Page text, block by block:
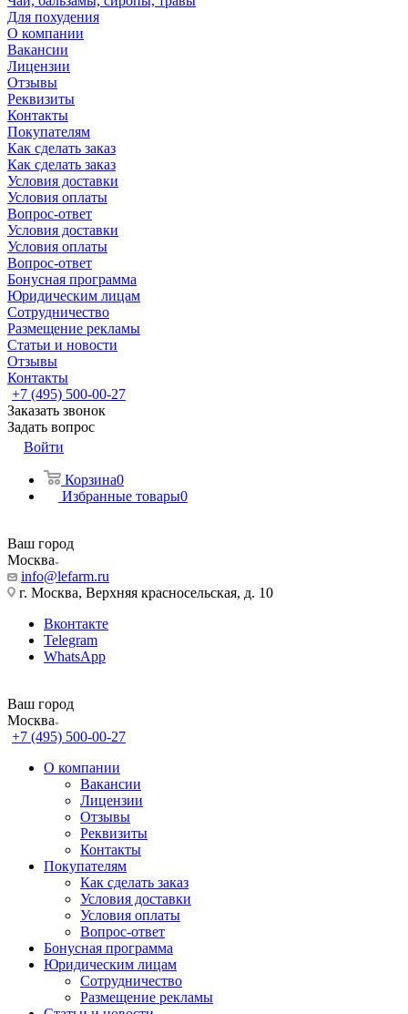
Для похудения
О компании
Вакансии
Лицензии
Отзывы
Реквизиты
Контакты
Покупателям
Как сделать заказ
Как сделать заказ
Условия доставки
Условия оплаты
Вопрос-ответ
Условия доставки
Условия оплаты
Вопрос-ответ
Бонусная программа
Юридическим лицам
Сотрудничество
Размещение рекламы
Статьи и новости
Отзывы
Контакты
+7 (495) 500-00-27
Заказать звонок
Задать вопрос
Войти
Корзина0
Избранные товары0
Ваш город
Москва
info@lefarm.ru
г. Москва, Верхняя красносельская, д. 10
Вконтакте
Telegram
WhatsApp
Ваш город
Москва
+7 (495) 500-00-27
О компании
Вакансии
Лицензии
Отзывы
Реквизиты
Контакты
Покупателям
Как сделать заказ
Условия доставки
Условия оплаты
Вопрос-ответ
Бонусная программа
Юридическим лицам
Сотрудничество
Размещение рекламы